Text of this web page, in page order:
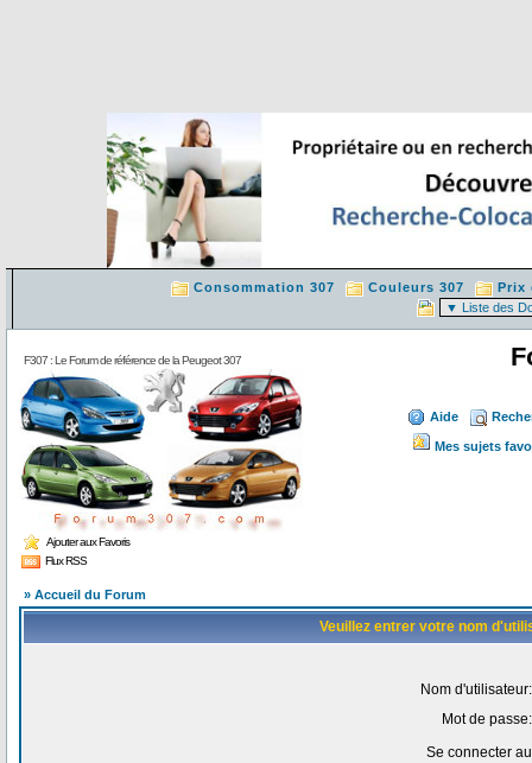
Consommation 307 Couleurs 307 Prix
F307 : Le Forum de référence de la Peugeot 307
Ajouter aux Favoris
Flux RSS
Aide
Mes sujets
» Accueil du Forum
Veuillez entrer votre nom
Nom d'utilisateur:
Mot de passe:
Se connecter